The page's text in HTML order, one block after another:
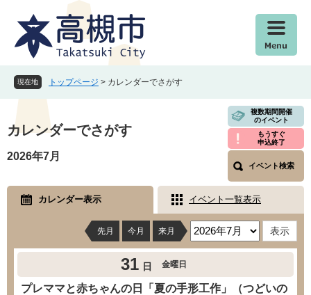
本
文
現在地 トップページ > カレンダーでさがす
文
カレンダーでさがす
複数期間開催
のイベント
もうすぐ
申込終了
イベント検索
2026年7月
カレンダー表示 イベント一覧表示
先月 今月 来月
31 日 金曜日
プレママと赤ちゃんの日「夏の手形工作」（つどいの